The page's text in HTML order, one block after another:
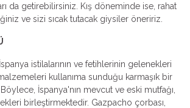
da getirebilirsiniz. Kış döneminde ise, rahat
ve sizi sıcak tutacak giysiler öneririz.
istilalarının ve fetihlerinin gelenekleri
kullanıma sunduğu karmaşık bir
İspanya'nın mevcut ve eski mutfağı,
birleştirmektedir. Gazpacho çorbası,